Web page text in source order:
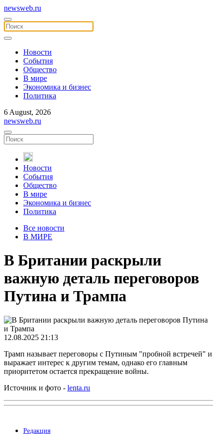
newsweb.ru
Новости
События
Общество
В мире
Экономика и бизнес
Политика
6 August, 2026
newsweb.ru
Новости
События
Общество
В мире
Экономика и бизнес
Политика
Все новости
В МИРЕ
В Британии раскрыли
важную деталь переговоров
Путина и Трампа
12.08.2025 21:13
Трамп называет переговоры с Путиным "пробной встречей" и
выражает интерес к другим темам, однако его главным
приоритетом остается прекращение войны.
Источник и фото - lenta.ru
Редакция